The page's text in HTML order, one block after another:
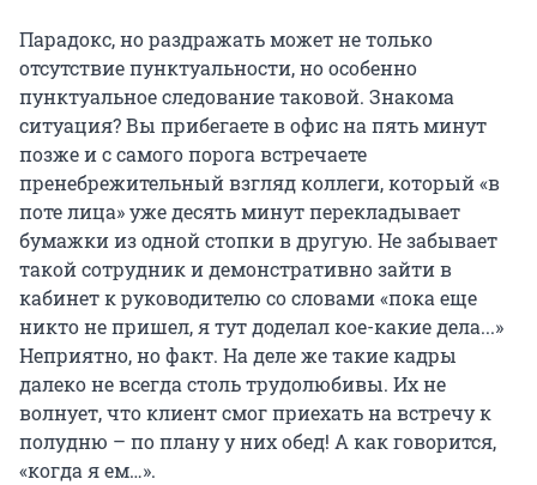
Парадокс, но раздражать может не только
отсутствие пунктуальности, но особенно
пунктуальное следование таковой. Знакома
ситуация? Вы прибегаете в офис на пять минут
позже и с самого порога встречаете
пренебрежительный взгляд коллеги, который «в
поте лица» уже десять минут перекладывает
бумажки из одной стопки в другую. Не забывает
такой сотрудник и демонстративно зайти в
кабинет к руководителю со словами «пока еще
никто не пришел, я тут доделал кое-какие дела...»
Неприятно, но факт. На деле же такие кадры
далеко не всегда столь трудолюбивы. Их не
волнует, что клиент смог приехать на встречу к
полудню – по плану у них обед! А как говорится,
«когда я ем…».